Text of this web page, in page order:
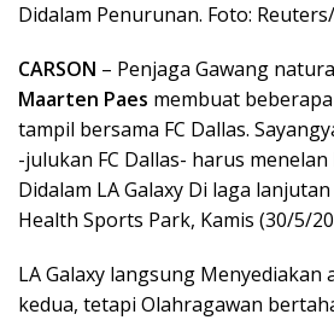
Didalam Penurunan. Foto:
CARSON – Penjaga Gawang
Maarten Paes membuat
tampil bersama FC Dallas.
-julukan FC Dallas- harus
Didalam LA Galaxy Di laga
Health Sports Park, Kamis (30/5/
LA Galaxy langsung Menyediakan
kedua, tetapi Olahragawan